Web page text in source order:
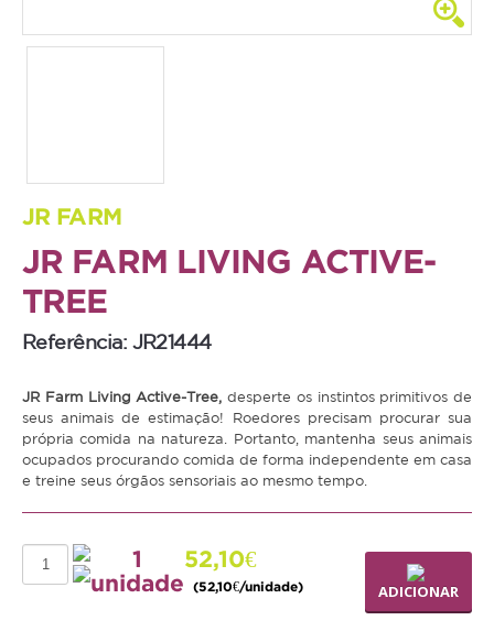
Coelho
Hamster
Ratazana
Ouriço
Esquilo
Aves
Pequenas
Grandes
JR FARM
JR FARM LIVING ACTIVE-
TREE
Referência: JR21444
JR Farm Living Active-Tree, desperte os instintos primitivos de
seus animais de estimação! Roedores precisam procurar sua
própria comida na natureza. Portanto, mantenha seus animais
ocupados procurando comida de forma independente em casa
e treine seus órgãos sensoriais ao mesmo tempo.
1
unidade
52,10€
(52,10€/unidade) ADICIONAR